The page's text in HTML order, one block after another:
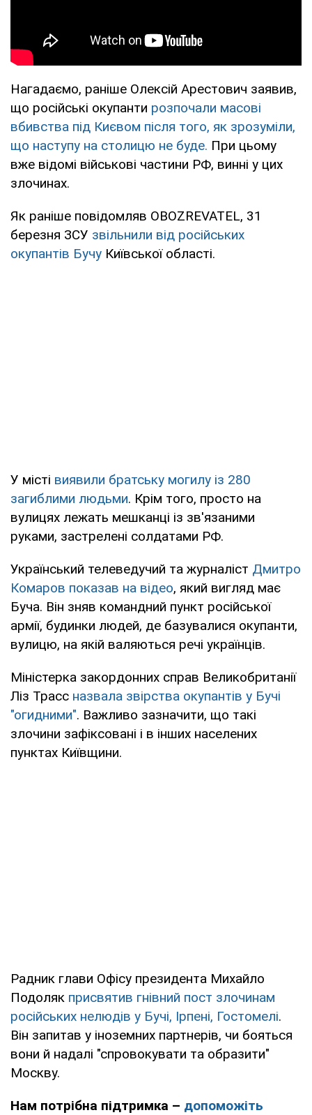
Нагадаємо, раніше Олексій Арестович заявив,
що російські окупанти розпочали масові
вбивства під Києвом після того, як зрозуміли,
що наступу на столицю не буде. При цьому
вже відомі військові частини РФ, винні у цих
злочинах.
Як раніше повідомляв OBOZREVATEL, 31
березня ЗСУ звільнили від російських
окупантів Бучу Київської області.
У місті виявили братську могилу із 280
загиблими людьми. Крім того, просто на
вулицях лежать мешканці із зв'язаними
руками, застрелені солдатами РФ.
Український телеведучий та журналіст Дмитро
Комаров показав на відео, який вигляд має
Буча. Він зняв командний пункт російської
армії, будинки людей, де базувалися окупанти,
вулицю, на якій валяються речі українців.
Міністерка закордонних справ Великобританії
Ліз Трасс назвала звірства окупантів у Бучі
"огидними". Важливо зазначити, що такі
злочини зафіксовані і в інших населених
пунктах Київщини.
Радник глави Офісу президента Михайло
Подоляк присвятив гнівний пост злочинам
російських нелюдів у Бучі, Ірпені, Гостомелі.
Він запитав у іноземних партнерів, чи бояться
вони й надалі "спровокувати та образити"
Москву.
Нам потрібна підтримка – допоможіть